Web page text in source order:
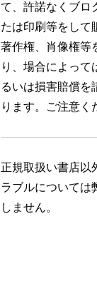
て、許諾なくブロ
たは印刷等をして
著作権、肖像権等
り、場合によって
るいは損害賠償を
ります。ご注意く
正規取扱い書店以
ラブルについては
しません。